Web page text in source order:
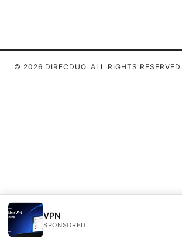
VPN
SPONSORED
© 2026 DIRECDUO. ALL RIGHTS RESERVED.